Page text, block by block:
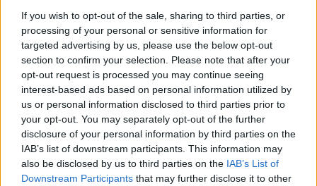
If you wish to opt-out of the sale, sharing to third parties, or
processing of your personal or sensitive information for
targeted advertising by us, please use the below opt-out
section to confirm your selection. Please note that after your
opt-out request is processed you may continue seeing
interest-based ads based on personal information utilized by
us or personal information disclosed to third parties prior to
your opt-out. You may separately opt-out of the further
disclosure of your personal information by third parties on the
IAB’s list of downstream participants. This information may
also be disclosed by us to third parties on the IAB’s List of
Downstream Participants that may further disclose it to other
csökkenteni a haj károsodásának mértékét.
Mélyen behatol a haj belsejébe és eltávolítja a
nem kívánt kalciumlerakódásokat.
Segít újjáépíteni a felbomlott kötéseket a
keratinláncok között.
Hogyan használd? A sampon használata előtt
vigyél fel elegendő mennyiséget a nedves
hajhosszra és masszírozd be. Hagyd rajta 5 percig.
Ne öblítsd le, és a Première sampont közvetlenül a
hajra vidd fel további rétegként. Ezt követően mosd